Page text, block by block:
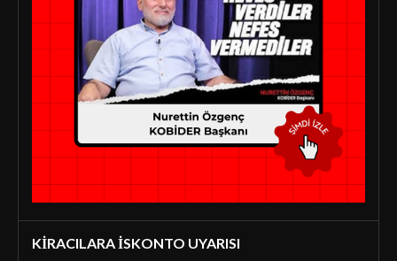
KİRACILARA İSKONTO UYARISI